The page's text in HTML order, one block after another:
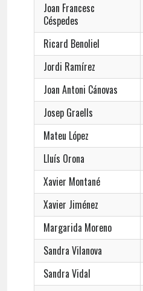
Joan Francesc
Céspedes
Ricard Benoliel
Jordi Ramírez
Joan Antoni Cánovas
Josep Graells
Mateu López
Lluís Orona
Xavier Montané
Xavier Jiménez
Margarida Moreno
Sandra Vilanova
Sandra Vidal